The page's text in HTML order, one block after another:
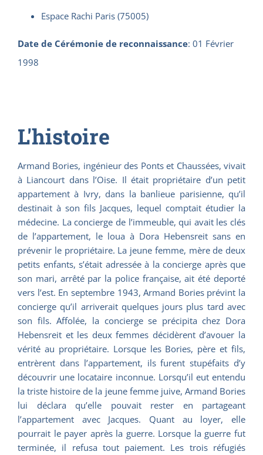
Espace Rachi Paris (75005)
Date de Cérémonie de reconnaissance: 01 Février
1998
L'histoire
Armand Bories, ingénieur des Ponts et Chaussées, vivait
à Liancourt dans l’Oise. Il était propriétaire d’un petit
appartement à Ivry, dans la banlieue parisienne, qu’il
destinait à son fils Jacques, lequel comptait étudier la
médecine. La concierge de l’immeuble, qui avait les clés
de l’appartement, le loua à Dora Hebensreit sans en
prévenir le propriétaire. La jeune femme, mère de deux
petits enfants, s’était adressée à la concierge après que
son mari, arrêté par la police française, ait été deporté
vers l’est. En septembre 1943, Armand Bories prévint la
concierge qu’il arriverait quelques jours plus tard avec
son fils. Affolée, la concierge se précipita chez Dora
Hebensreit et les deux femmes décidèrent d’avouer la
vérité au propriétaire. Lorsque les Bories, père et fils,
entrèrent dans l’appartement, ils furent stupéfaits d’y
découvrir une locataire inconnue. Lorsqu’il eut entendu
la triste histoire de la jeune femme juive, Armand Bories
lui déclara qu’elle pouvait rester en partageant
l’appartement avec Jacques. Quant au loyer, elle
pourrait le payer après la guerre. Lorsque la guerre fut
terminée, il refusa tout paiement. Les trois réfugiés